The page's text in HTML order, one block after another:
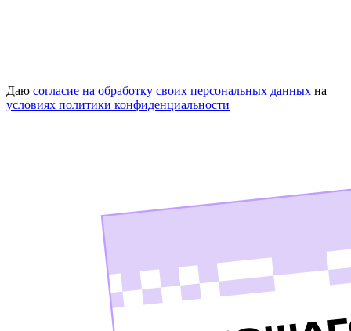
Даю согласие на обработку своих персональных данных на
условиях политики конфиденциальности